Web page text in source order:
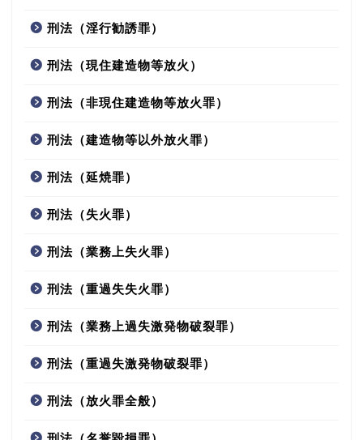
刑法（淫行勧誘罪）
刑法（現住建造物等放火）
刑法（非現住建造物等放火罪）
刑法（建造物等以外放火罪）
刑法（延焼罪）
刑法（失火罪）
刑法（業務上失火罪）
刑法（重過失失火罪）
刑法（業務上過失激発物破裂罪）
刑法（重過失激発物破裂罪）
刑法（放火罪全般）